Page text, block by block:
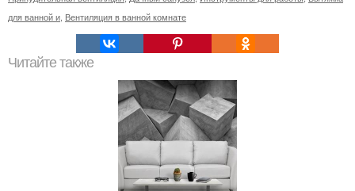
для ванной и Вентиляция в ванной комнате
Читайте также